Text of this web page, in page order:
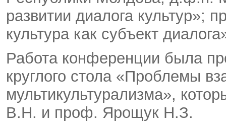
развитии диалога
культура как субъект
Работа конференции была
круглого стола «Проблемы
мультикультурализма»,
В.Н. и проф. Ярощук Н.З.